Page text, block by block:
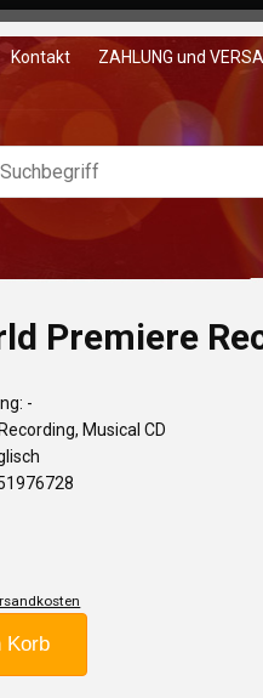
Kontakt ZAHLUNG und
Premiere
-
Musical CD
Korb